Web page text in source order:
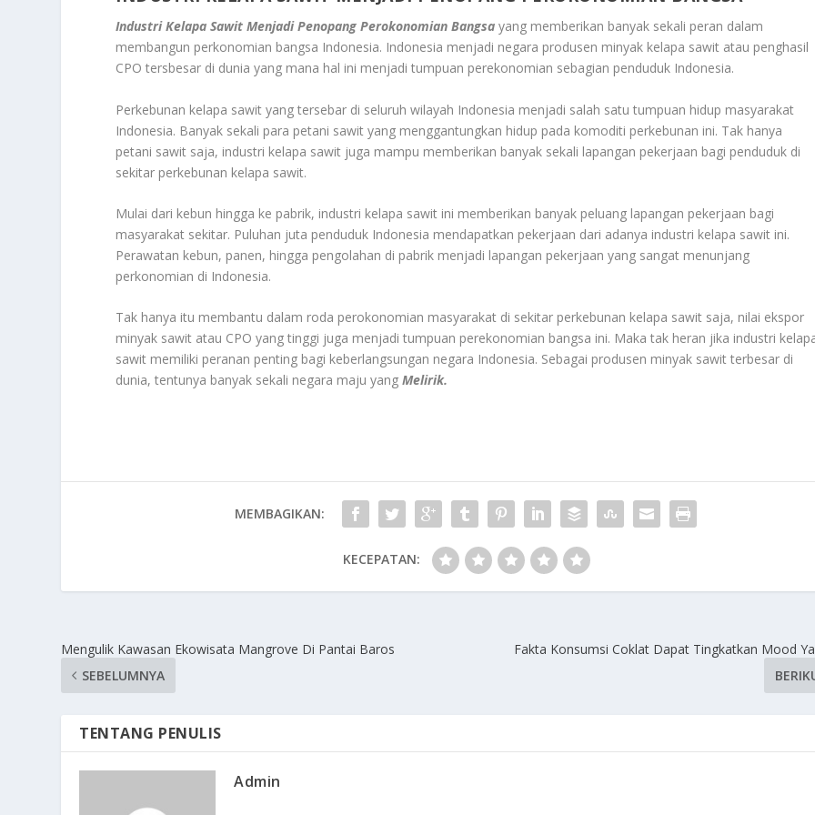
Industri Kelapa Sawit Menjadi Penopang Perokonomian Bangsayang memberikan banyak sekali peran dalam
membangun perkonomian bangsa Indonesia. Indonesia menjadi negara produsen minyak kelapa sawit atau penghasil
CPO tersbesar di dunia yang mana hal ini menjadi tumpuan perekonomian sebagian penduduk Indonesia.
Perkebunan kelapa sawit yang tersebar di seluruh wilayah Indonesia menjadi salah satu tumpuan hidup masyarakat
Indonesia. Banyak sekali para petani sawit yang menggantungkan hidup pada komoditi perkebunan ini. Tak hanya
petani sawit saja, industri kelapa sawit juga mampu memberikan banyak sekali lapangan pekerjaan bagi penduduk di
sekitar perkebunan kelapa sawit.
Mulai dari kebun hingga ke pabrik, industri kelapa sawit ini memberikan banyak peluang lapangan pekerjaan bagi
masyarakat sekitar. Puluhan juta penduduk Indonesia mendapatkan pekerjaan dari adanya industri kelapa sawit ini.
Perawatan kebun, panen, hingga pengolahan di pabrik menjadi lapangan pekerjaan yang sangat menunjang
perkonomian di Indonesia.
Tak hanya itu membantu dalam roda perokonomian masyarakat di sekitar perkebunan kelapa sawit saja, nilai ekspor
minyak sawit atau CPO yang tinggi juga menjadi tumpuan perekonomian bangsa ini. Maka tak heran jika industri
sawit memiliki peranan penting bagi keberlangsungan negara Indonesia. Sebagai produsen minyak sawit terbesar di
dunia, tentunya banyak sekali negara maju yangMelirik.
MEMBAGIKAN:
KECEPATAN:
Mengulik Kawasan Ekowisata Mangrove Di Pantai Baros
SEBELUMNYA
Fakta Konsumsi Coklat Dapat Tingkatkan Mood
TENTANG PENULIS
Admin